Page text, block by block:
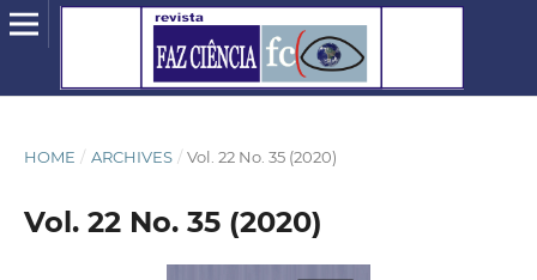
HOME / ARCHIVES / Vol. 22 No. 35 (2020)
Vol. 22 No. 35 (2020)